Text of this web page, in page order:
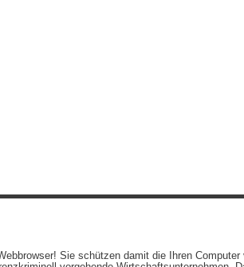
Beiträge (RSS)und
Sie schützen damit die Ihren